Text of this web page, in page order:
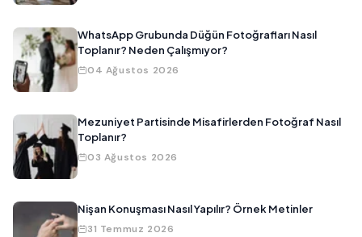
WhatsApp Grubunda Düğün Fotoğrafları Nasıl
Toplanır? Neden Çalışmıyor?
04 Ağustos 2026
Mezuniyet Partisinde Misafirlerden Fotoğraf Nasıl
Toplanır?
03 Ağustos 2026
Nişan Konuşması Nasıl Yapılır? Örnek Metinler
31 Temmuz 2026